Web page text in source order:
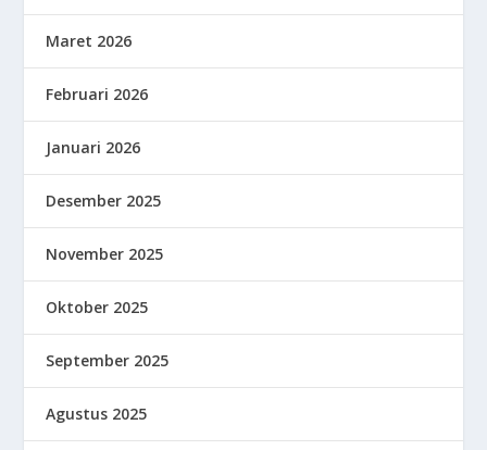
Maret 2026
Februari 2026
Januari 2026
Desember 2025
November 2025
Oktober 2025
September 2025
Agustus 2025